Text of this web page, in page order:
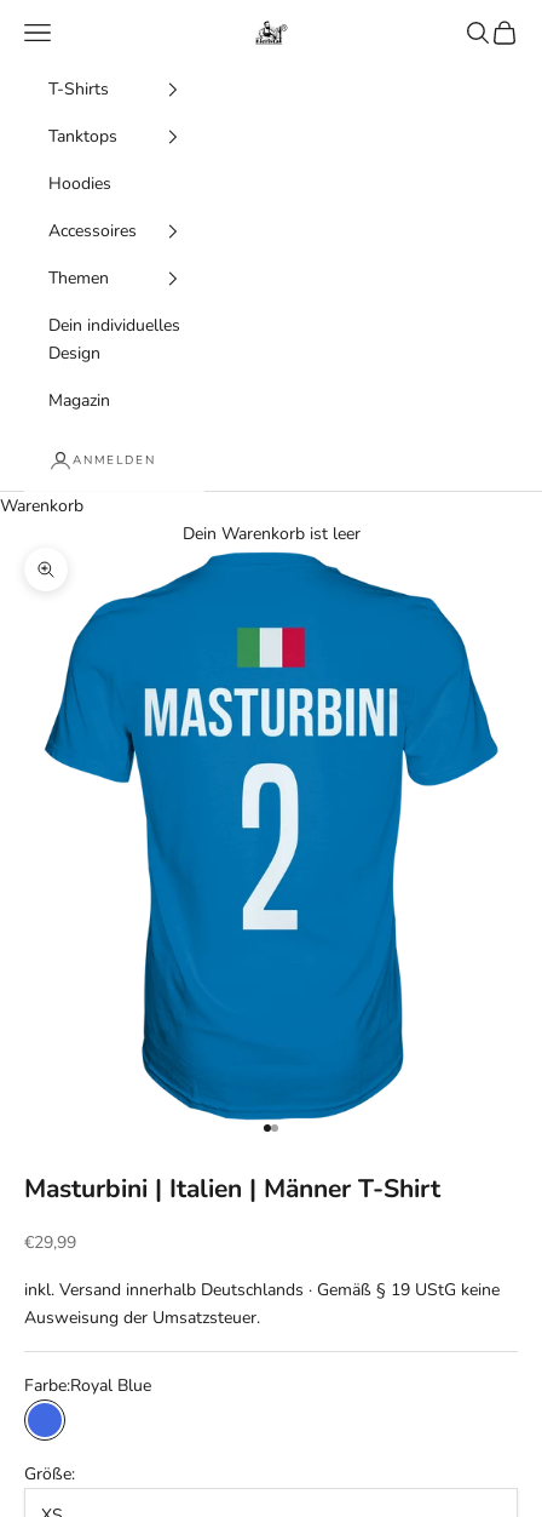
Bierista
Menü Suchen
T-Shirts
Tanktops
Hoodies
Accessoires
Themen
Dein individuelles
Design
Magazin
ANMELDEN
Warenkorb
Dein Warenkorb ist leer
Bild vergrößern
Gehe zu Element 1
Gehe zu Element 2
Masturbini | Italien | Männer T-Shirt
Angebot
€29,99
inkl. Versand innerhalb Deutschlands · Gemäß § 19 UStG keine
Ausweisung der Umsatzsteuer.
Farbe:Royal Blue
Royal Blue
Größe: